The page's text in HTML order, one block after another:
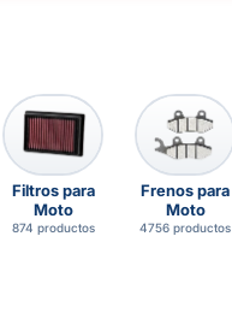
Filtros para
Moto
874 productos
Frenos para
Moto
4756 productos